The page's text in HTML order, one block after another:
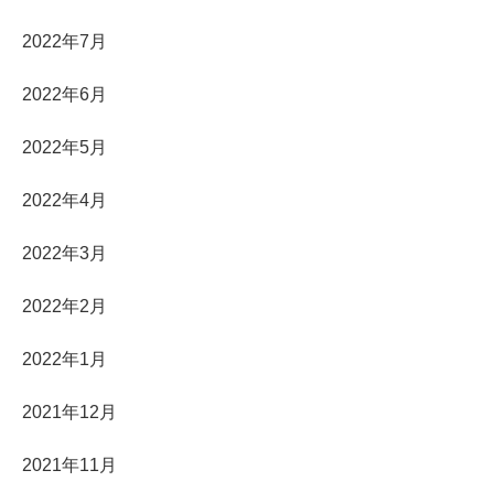
2022年7月
2022年6月
2022年5月
2022年4月
2022年3月
2022年2月
2022年1月
2021年12月
2021年11月